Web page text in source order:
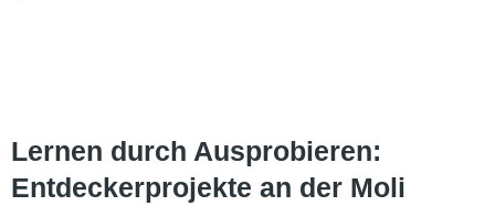
Lernen durch Ausprobieren:
Entdeckerprojekte an der Moli